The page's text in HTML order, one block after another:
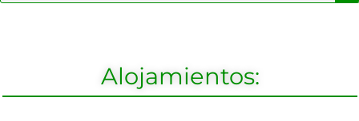
Alojamientos: